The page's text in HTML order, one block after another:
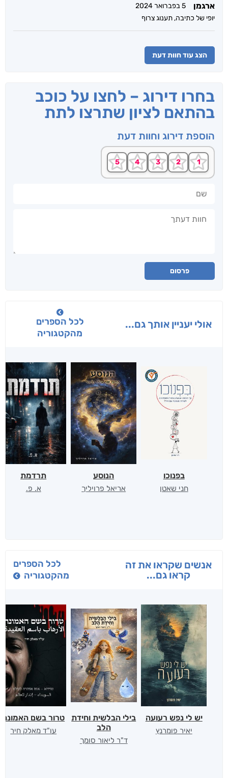
ארגמן
5 בפברואר 2024
יופי של כתיבה, תענוג צרוף
הצג עוד חוות דעת
בחרו דירוג – לחצו על כוכב
בהתאם לציון שתרצו לתת
הוספת דירוג וחוות דעת
פרסום
אולי יעניין אותך גם...
לכל הספרים
מהקטגוריה
בפנוכו
חני שאטן
הנוסע
אריאל פרויליך
תרדמת
א. פ.
אנשים שקראו את זה
קראו גם...
לכל הספרים
מהקטגוריה
יש לי נפש רעועה
יאיר פומרנץ
בילי הבלשית וחידת
הלב
ד"ר ליאור סומך
טרור בשם האמונה
עו"ד מאלק חיר